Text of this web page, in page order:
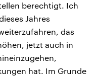
berechtigt. Ich
Jahres
das
jetzt auch in
hat. Im Grunde